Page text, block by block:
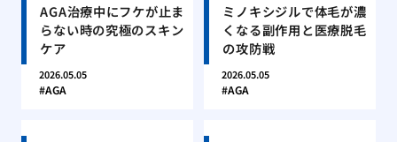
AGA治療中にフケが止ま
らない時の究極のスキン
ケア
2026.05.05
AGA
ミノキシジルで体毛が濃
くなる副作用と医療脱毛
の攻防戦
2026.05.05
AGA